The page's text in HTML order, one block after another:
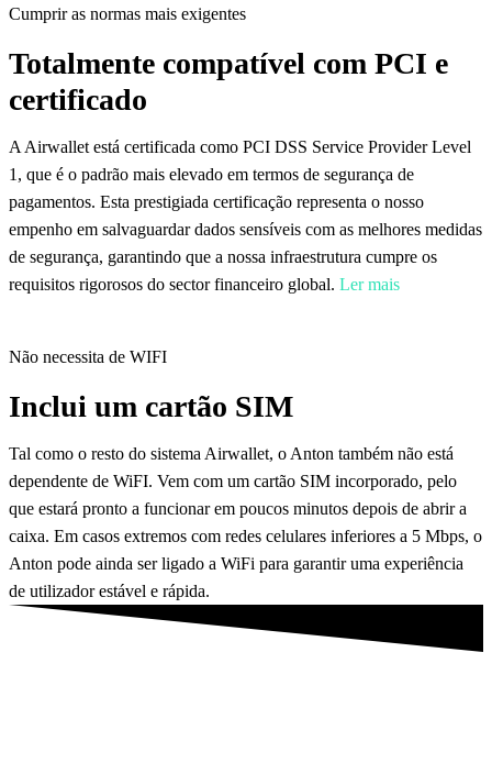
Cumprir as normas mais exigentes
Totalmente compatível com PCI e
certificado
A Airwallet está certificada como PCI DSS Service Provider Level
1, que é o padrão mais elevado em termos de segurança de
pagamentos. Esta prestigiada certificação representa o nosso
empenho em salvaguardar dados sensíveis com as melhores medidas
de segurança, garantindo que a nossa infraestrutura cumpre os
requisitos rigorosos do sector financeiro global. Ler mais
Não necessita de WIFI
Inclui um cartão SIM
Tal como o resto do sistema Airwallet, o Anton também não está
dependente de WiFI. Vem com um cartão SIM incorporado, pelo
que estará pronto a funcionar em poucos minutos depois de abrir a
caixa. Em casos extremos com redes celulares inferiores a 5 Mbps, o
Anton pode ainda ser ligado a WiFi para garantir uma experiência
de utilizador estável e rápida.